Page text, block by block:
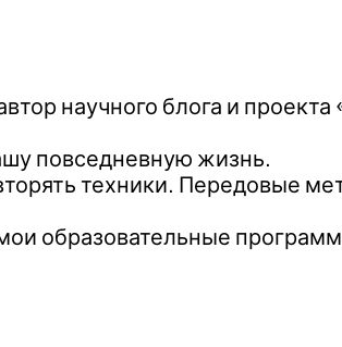
научного блога и
повседневную жизнь.
техники. Передовые
образовательные